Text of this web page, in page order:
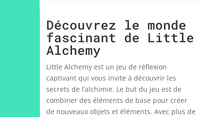
Découvrez le monde
fascinant de Little
Alchemy
Little Alchemy est un jeu de réflexion
captivant qui vous invite à découvrir les
secrets de l’alchimie. Le but du jeu est de
combiner des éléments de base pour créer
de nouveaux objets et éléments. Avec plus de